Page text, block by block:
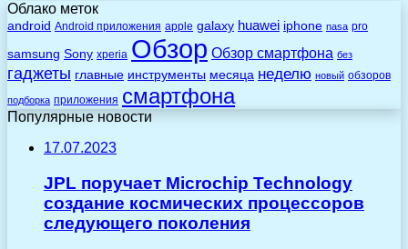
Облако меток
android Android приложения apple galaxy huawei iphone nasa pro
samsung Sony xperia Обзор Обзор смартфона без
гаджеты главные инструменты месяца неделю новый обзоров
подборка приложения смартфона
Популярные новости
17.07.2023
JPL поручает Microchip Technology
создание космических процессоров
следующего поколения